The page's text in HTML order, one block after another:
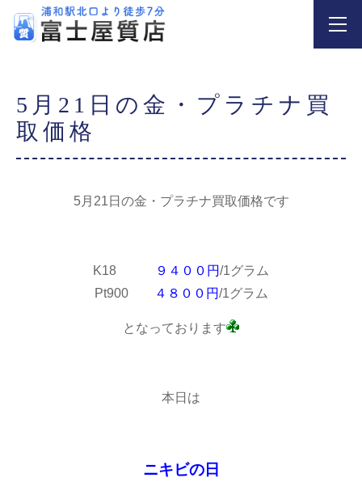
5月21日の金・プラチナ買
取価格
5月21日の金・プラチナ買取価格です
K18 ９４００円/1グラム
Pt900
４８００円/1グラム
となっております
本日は
ニキビの日